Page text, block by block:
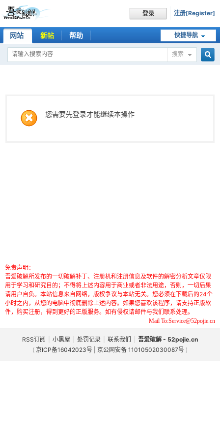
登录 注册[Register]
快捷导航
网站 新帖 帮助
搜索
您需要先登录才能继续本操作
免责声明：
吾爱破解所发布的一切破解补丁、注册机和注册信息及软件的解密分析文章仅限
用于学习和研究目的；不得将上述内容用于商业或者非法用途，否则，一切后果
请用户自负。本站信息来自网络，版权争议与本站无关。您必须在下载后的24个
小时之内，从您的电脑中彻底删除上述内容。如果您喜欢该程序，请支持正版软
件，购买注册，得到更好的正版服务。如有侵权请邮件与我们联系处理。
Mail To:Service@52pojie.cn
RSS订阅 小黑屋 处罚记录 联系我们
吾爱破解 - 52pojie.cn
( 京ICP备16042023号 | 京公网安备 11010502030087号 )